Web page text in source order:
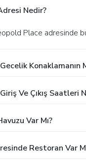
Nedir?
Place adresinde
Konaklamanın
Ve Çıkış Saatleri
Var Mı?
Restoran Var